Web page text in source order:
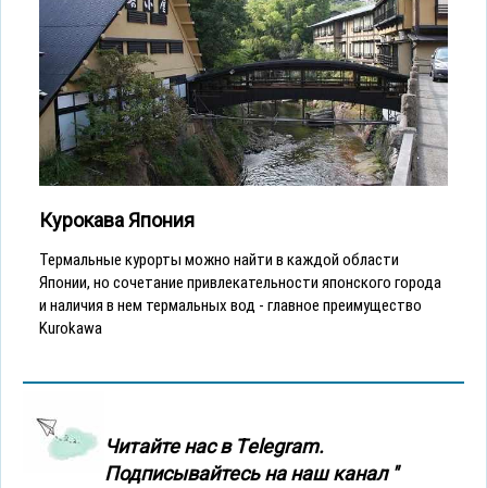
Курокава Япония
Термальные курорты можно найти в каждой области
Японии, но сочетание привлекательности японского города
и наличия в нем термальных вод - главное преимущество
Kurokawa
Читайте нас в Тelegram.
Подписывайтесь на наш канал "